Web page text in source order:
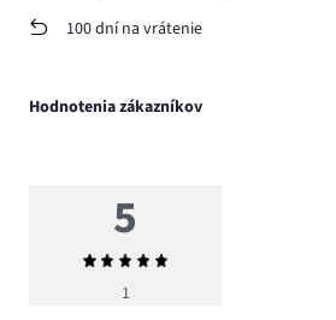
100 dní na vrátenie
Hodnotenia zákazníkov
5
Priemerné
hodnotenie
1